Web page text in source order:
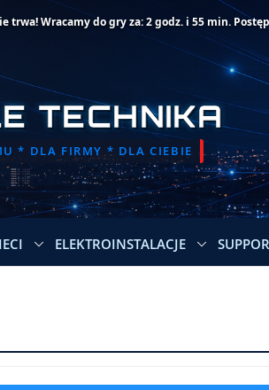
trwa! Wracamy do gry za: 2 godz. i 55 min.
TECHNIKA
* DLA FIRMY * DLA CIEBIE
ELEKTROINSTALACJE